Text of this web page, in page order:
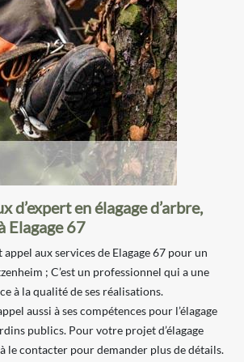
d’expert en élagage d’arbre,
Elagage 67
aux services de Elagage 67 pour un
; C’est un professionnel qui a une
à la qualité de ses réalisations.
aussi à ses compétences pour l’élagage
publics. Pour votre projet d’élagage
à le contacter pour demander plus de détails.